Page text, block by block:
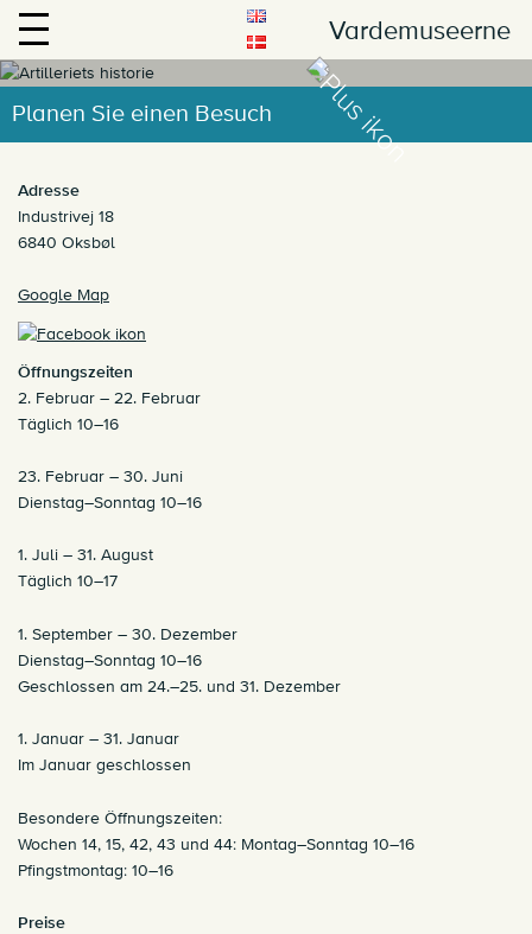
Vardemuseerne
Hier dreht sich alles um Kanonen und
Panzer.
Planen Sie einen Besuch
Adresse
Industrivej 18
6840 Oksbøl
Google Map
Öffnungszeiten
2. Februar – 22. Februar
Täglich 10–16
23. Februar – 30. Juni
Dienstag–Sonntag 10–16
1. Juli – 31. August
Täglich 10–17
1. September – 30. Dezember
Dienstag–Sonntag 10–16
Geschlossen am 24.–25. und 31. Dezember
1. Januar – 31. Januar
Im Januar geschlossen
Besondere Öffnungszeiten:
Wochen 14, 15, 42, 43 und 44: Montag–Sonntag 10–16
Pfingstmontag: 10–16
Preise